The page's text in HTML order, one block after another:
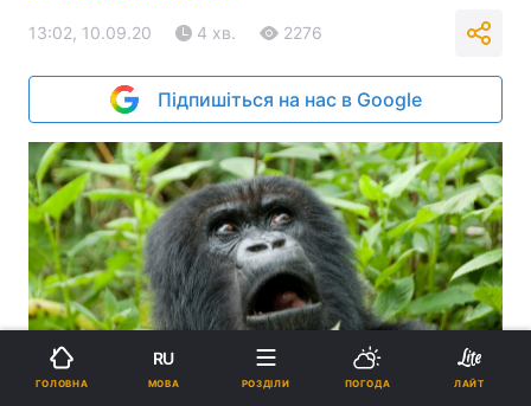
13:02, 10.09.20 4 хв. 2276
Підпишіться на нас в Google
П'ята частина диких видів тварин знаходиться під загрозою
ГОЛОВНА
RU
МОВА РОЗДІЛИ ПОГОДА ЛАЙТ